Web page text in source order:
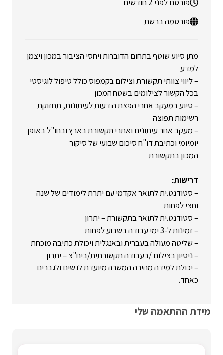
פורסם לפני 2 חודשים
פורסמה ברשת
מתן סיוע שוטף בתחום הדוברות ויחסי הציבור במכון ויצמן
למדע
– ליווי צוותי תקשורת וצילום בקמפוס כולל טיפול לוגיסטי
בכל הקשור לצילומים בשטח המכון
– סיוע במעקב אחרי הפצת הודעות לעיתונות, תחזוקת
רשימות תפוצה
– מעקב אחר עיתונים ואתרי תקשורת בארץ ובחו"ל באופן
יומיומי וכתיבת דו"ח סיכום שבועי של סיקור
המכון בתקשורת
דרישות:
– סטודנט.ית לתואר אקדמי עם יתרת לימודים של שנה
וחצי לפחות
– סטודנט.ית לתואר בתקשורת – יתרון
– זמינות ל-3 ימי עבודה בשבוע לפחות
– שליטה מעולה בעברית ובאנגלית ויכולת כתיבה מוכחת
– ניסיון בצילום /בעבודה תקשורתית/ביח"צ – יתרון
– יכולת למידה מהירה המשרה מיועדת לנשים ולגברים
כאחד.
מידת ההתאמה שלי